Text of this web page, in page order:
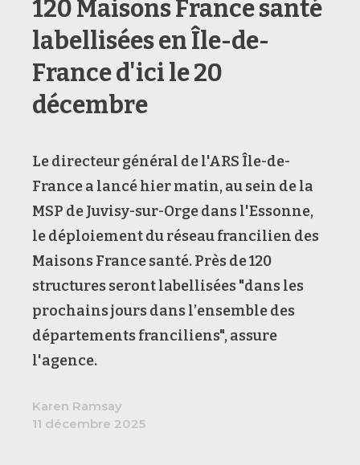
120 Maisons France santé
labellisées en Île-de-
France d'ici le 20
décembre
Le directeur général de l'ARS Île-de-
France a lancé hier matin, au sein de la
MSP de Juvisy-sur-Orge dans l'Essonne,
le déploiement du réseau francilien des
Maisons France santé. Près de 120
structures seront labellisées "dans les
prochains jours dans l’ensemble des
départements franciliens", assure
l'agence.
Karen Ramsay
11 décembre 2025